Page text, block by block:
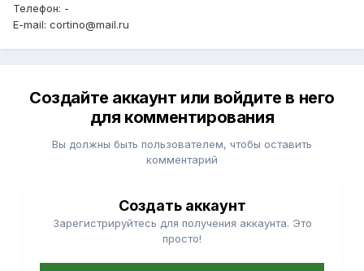
Телефон: -
E-mail: cortino@mail.ru
Создайте аккаунт или войдите в него
для комментирования
Вы должны быть пользователем, чтобы оставить
комментарий
Создать аккаунт
Зарегистрируйтесь для получения аккаунта. Это
просто!